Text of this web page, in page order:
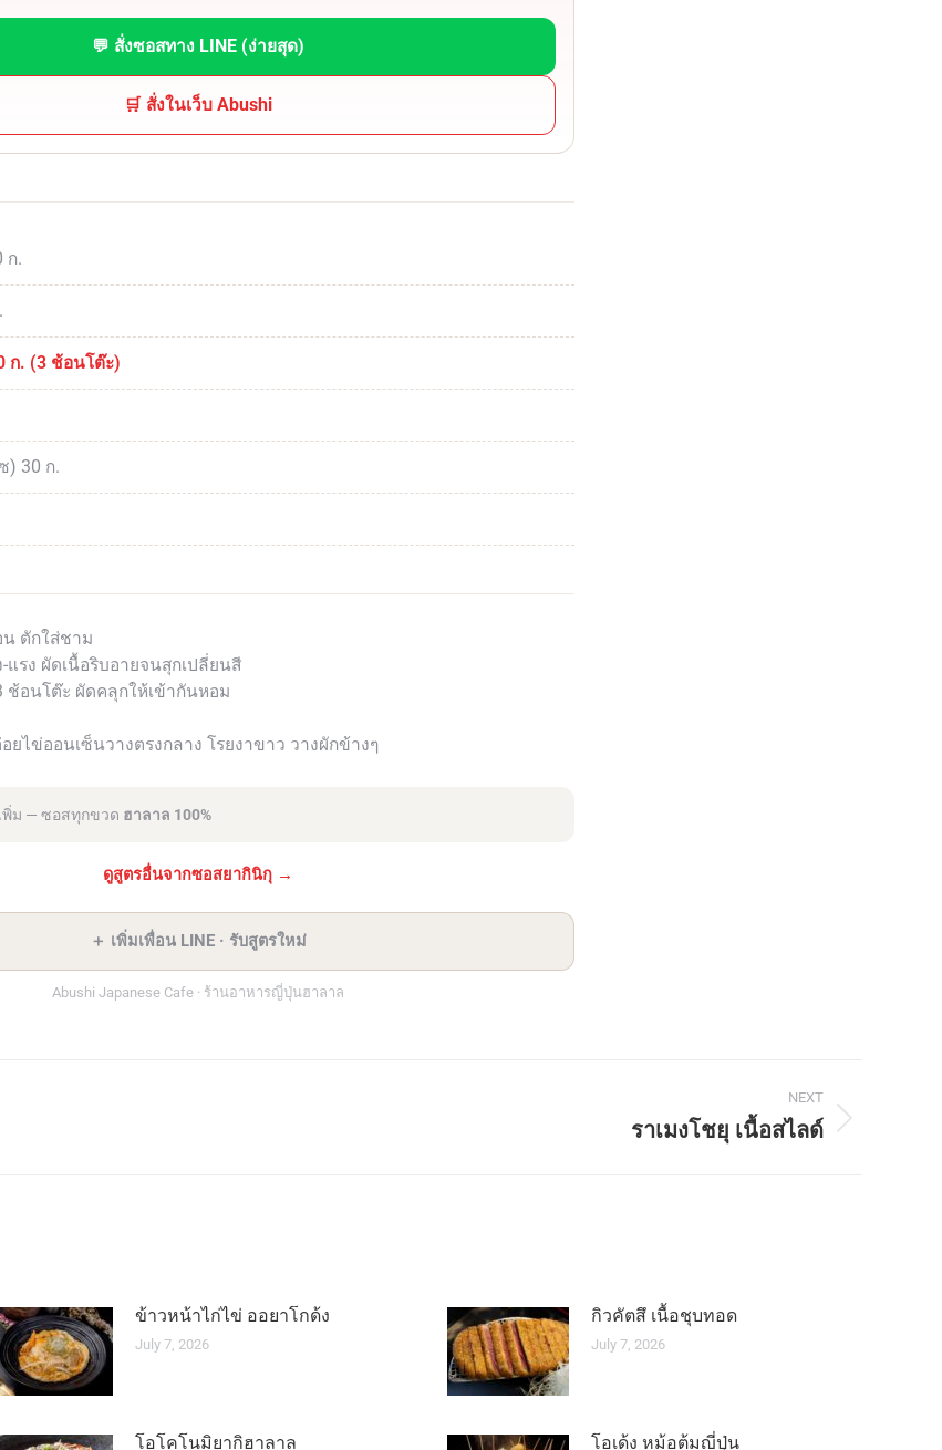
💬 สั่งซอสทาง LINE (ง่ายสุด)
🛒 สั่งในเว็บ Abushi
ก.
ก. (3 ช้อนโต๊ะ)
) 30 ก.
ตักใส่ชาม
แรง ผัดเนื้อริบอายจนสุกเปลี่ยนสี
ช้อนโต๊ะ ผัดคลุกให้เข้ากันหอม
ยไข่ออนเซ็นวางตรงกลาง โรยงาขาว วางผักข้างๆ
พิ่ม — ซอสทุกขวด ฮาลาล 100%
ดูสูตรอื่นจากซอสยากินิกุ →
＋ เพิ่มเพื่อน LINE · รับสูตรใหม่
Abushi Japanese Cafe · ร้านอาหารญี่ปุ่นฮาลาล
NEXT
ราเมงโชยุ เนื้อสไลด์
ข้าวหน้าไก่ไข่ ออยาโกด้ง
July 7, 2026
กิวคัตสึ เนื้อชุบทอด
July 7, 2026
โอโคโนมิยากิฮาลาล โอเด้ง หม้อต้มญี่ปุ่น